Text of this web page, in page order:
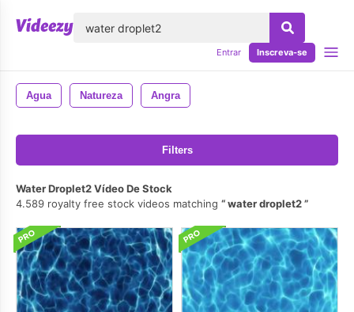
Entrar Inscreva-se
Agua Natureza Angra
Filters
Water Droplet2 Vídeo De Stock
4.589 royalty free stock videos matching
water droplet2